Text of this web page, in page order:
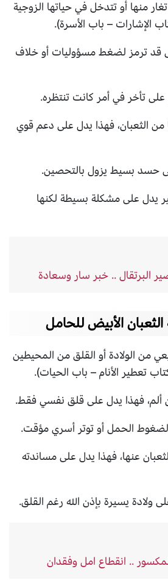
منها أو تتدخل في حياتها الزوجية
الإشارات – باب الأسرة).
قد ترمز لضغط مسؤوليات أو خلاف
تأخر في أمر كانت تنتظره.
من الثعبان، فهذا يدل على دعم قوي
حسد بسيط يزول بالتحصين.
يدل على مشكلة بسيطة لكنها
البرتقال .. خبر سار وسعادة
الأبيض للحامل
من الولادة أو القلق من المحيطين
تعطير الأنام – باب الحيات).
ألم، فهذا يدل على قلق نفسي فقط.
الحمل أو توتر أسري مؤقت.
عنها، فهذا يدل على مساندته
ولادة يسيرة بإذن الله رغم القلق.
.. انقطاع امل وفقدان